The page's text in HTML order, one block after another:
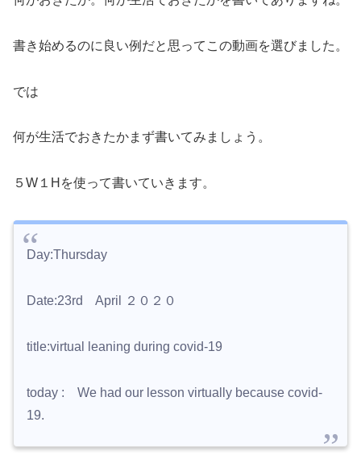
書き始めるのに良い例だと思ってこの動画を選びました。
では
何が生活でおきたかまず書いてみましょう。
５W１Hを使って書いていきます。
Day:Thursday
Date:23rd April ２０２０
title:virtual leaning during covid-19
today : We had our lesson virtually because covid-
19.